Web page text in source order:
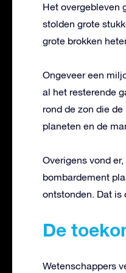
Het overgebleven
stolden grote
grote brokken
Ongeveer een
al het resterende
rond de zon die
planeten en de
Overigens vond
bombardement
ontstonden. Dat is
De
Wetenschappers